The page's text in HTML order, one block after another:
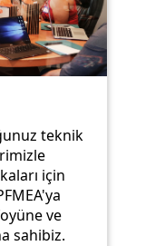
teknik
için
ve
sahibiz.